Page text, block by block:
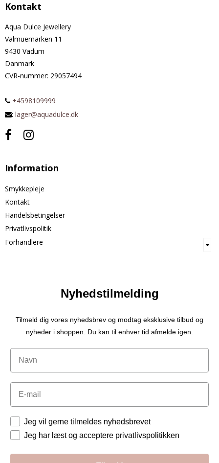
Kontakt
Aqua Dulce Jewellery
Valmuemarken 11
9430 Vadum
Danmark
CVR-nummer: 29057494
+4598109999
: lager@aquadulce.dk
Information
Smykkepleje
Kontakt
Handelsbetingelser
Privatlivspolitik
Forhandlere
Nyhedstilmelding
Tilmeld dig vores nyhedsbrev og modtag eksklusive tilbud og
nyheder i shoppen. Du kan til enhver tid afmelde igen.
Navn
Email
Tilladelser
Jeg vil gerne tilmeldes nyhedsbrevet
Jeg har læst og acceptere privatlivspolitikken